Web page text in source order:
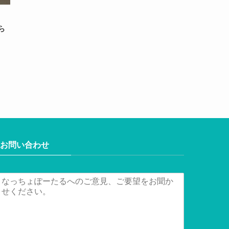
お問い合わせ